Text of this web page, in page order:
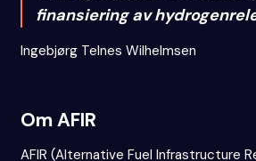
finansiering av
Ingebjørg Telnes Wilhelmsen
Om AFIR
AFIR (Alternative Fuel Infrastructure